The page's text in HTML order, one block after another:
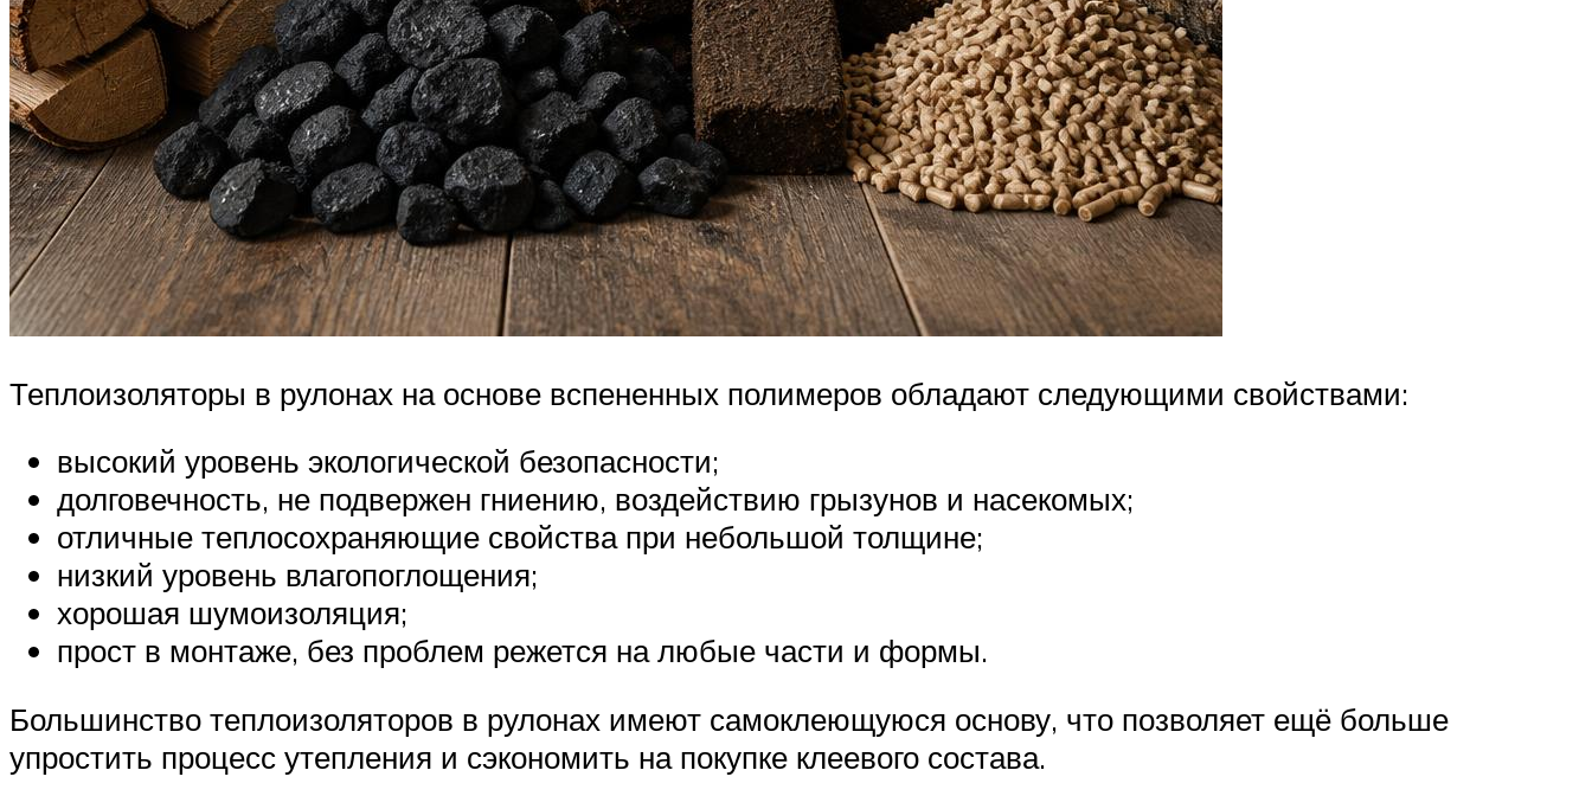
Теплоизоляторы в рулонах на основе вспененных полимеров обладают следующими свойствами:
высокий уровень экологической безопасности;
долговечность, не подвержен гниению, воздействию грызунов и насекомых;
отличные теплосохраняющие свойства при небольшой толщине;
низкий уровень влагопоглощения;
хорошая шумоизоляция;
прост в монтаже, без проблем режется на любые части и формы.
Большинство теплоизоляторов в рулонах имеют самоклеющуюся основу, что позволяет ещё больше
упростить процесс утепления и сэкономить на покупке клеевого состава.